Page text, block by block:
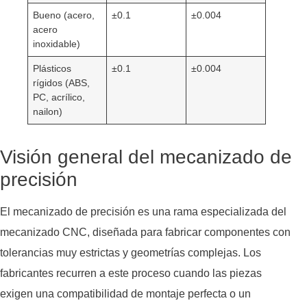
Bueno (acero,
acero
inoxidable)
±0.1 ±0.004
Plásticos
rígidos (ABS,
PC, acrílico,
nailon)
±0.1 ±0.004
Visión general del mecanizado de
precisión
El mecanizado de precisión es una rama especializada del
mecanizado CNC, diseñada para fabricar componentes con
tolerancias muy estrictas y geometrías complejas. Los
fabricantes recurren a este proceso cuando las piezas
exigen una compatibilidad de montaje perfecta o un